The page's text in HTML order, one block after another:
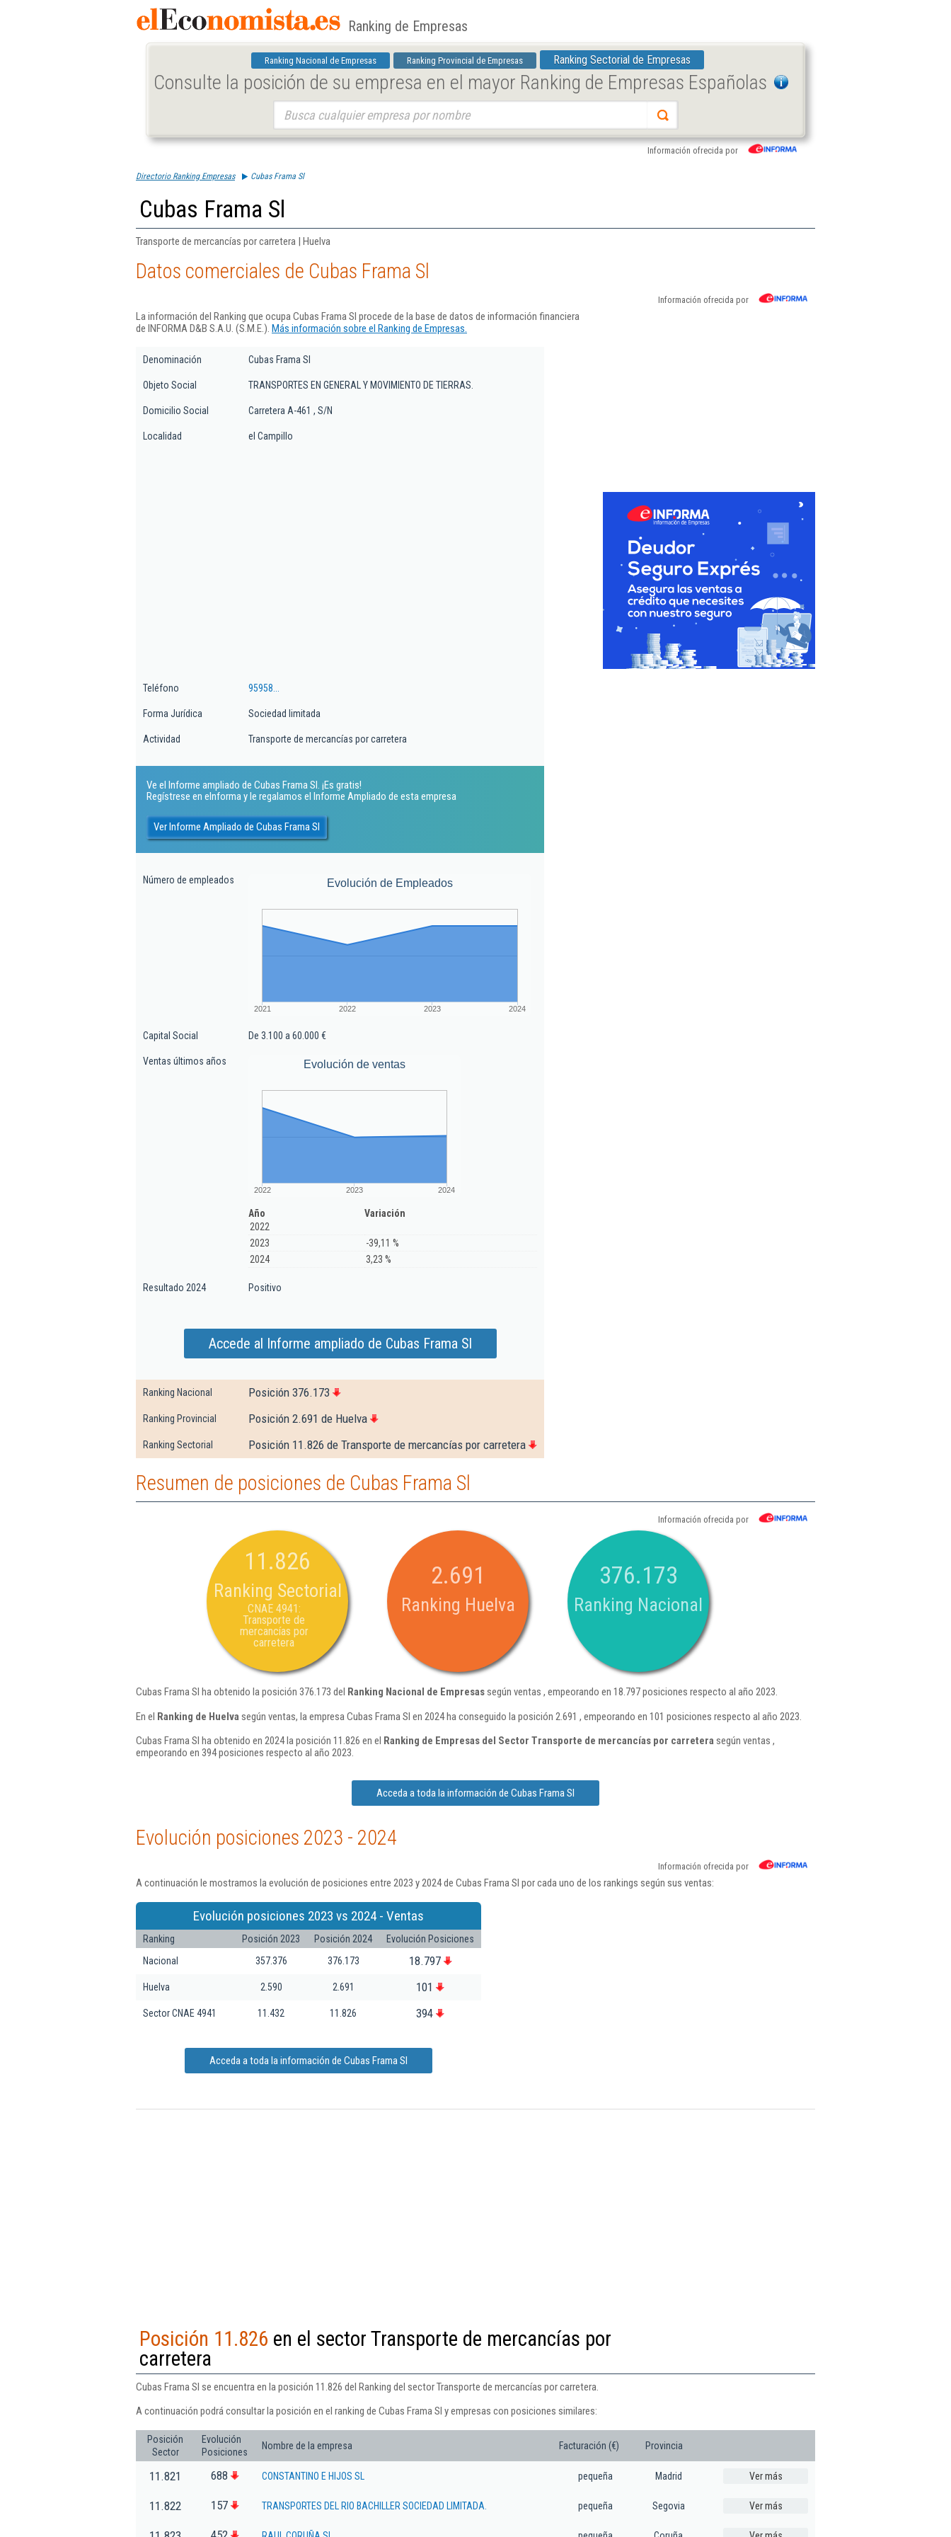
Ranking de Empresas
Ranking Nacional de Empresas Ranking Provincial de Empresas Ranking Sectorial de Empresas
Consulte la posición de su empresa en el mayor Ranking de Empresas Españolas
Información ofrecida por
Directorio Ranking Empresas Cubas Frama Sl
Cubas Frama Sl
Transporte de mercancías por carretera | Huelva
Datos comerciales de Cubas Frama Sl
Información ofrecida por
La información del Ranking que ocupa Cubas Frama Sl procede de la base de datos de información financiera
de INFORMA D&B S.A.U. (S.M.E.). Más información sobre el Ranking de Empresas.
Denominación Cubas Frama Sl
Objeto Social TRANSPORTES EN GENERAL Y MOVIMIENTO DE TIERRAS.
Domicilio Social Carretera A-461 , S/N
Localidad el Campillo
Teléfono 95958...
Forma Jurídica Sociedad limitada
Actividad Transporte de mercancías por carretera
Ve el Informe ampliado de Cubas Frama Sl. ¡Es gratis!
Regístrese en eInforma y le regalamos el Informe Ampliado de esta empresa
Ver Informe Ampliado de Cubas Frama Sl
Número de empleados Evolución de Empleados
2021 2022 2023 2024
Capital Social De 3.100 a 60.000 €
Ventas últimos años Evolución de ventas
2022 2023 2024
Año
Variación
2022
2023
-39,11 %
2024
3,23 %
Resultado 2024 Positivo
Accede al Informe ampliado de Cubas Frama Sl
Ranking Nacional Posición 376.173
Ranking Provincial Posición 2.691 de Huelva
Ranking Sectorial Posición 11.826 de Transporte de mercancías por carretera
Resumen de posiciones de Cubas Frama Sl
Información ofrecida por
11.826
Ranking Sectorial
CNAE 4941:
Transporte de
mercancías por
carretera
2.691
Ranking Huelva
376.173
Ranking Nacional
Cubas Frama Sl ha obtenido la posición 376.173 del Ranking Nacional de Empresassegún ventas , empeorando en 18.797 posiciones respecto al año 2023.
En el Ranking de Huelva según ventas, la empresa Cubas Frama Sl en 2024 ha conseguido la posición 2.691 , empeorando en 101 posiciones respecto al año 2023.
Cubas Frama Sl ha obtenido en 2024 la posición 11.826 en el Ranking de Empresas del Sector Transporte de mercancías por carreterasegún ventas ,
empeorando en 394 posiciones respecto al año 2023.
Acceda a toda la información de Cubas Frama Sl
Evolución posiciones 2023 - 2024
Información ofrecida por
A continuación le mostramos la evolución de posiciones entre 2023 y 2024 de Cubas Frama Sl por cada uno de los rankings según sus ventas:
Evolución posiciones 2023 vs 2024 - Ventas
Ranking Posición 2023 Posición 2024
Evolución Posiciones
Nacional
357.376 376.173 18.797
Huelva 2.590 2.691 101
Sector CNAE 4941 11.432 11.826 394
Acceda a toda la información de Cubas Frama Sl
Posición 11.826 en el sector Transporte de mercancías por
carretera
Cubas Frama Sl se encuentra en la posición 11.826 del Ranking del sector Transporte de mercancías por carretera.
A continuación podrá consultar la posición en el ranking de Cubas Frama Sl y empresas con posiciones similares:
Posición
Sector
Evolución
Posiciones
Nombre de la empresa Facturación (€) Provincia
11.821 688 CONSTANTINO E HIJOS SL pequeña Madrid Ver más
11.822 157 TRANSPORTES DEL RIO BACHILLER SOCIEDAD LIMITADA. pequeña Segovia Ver más